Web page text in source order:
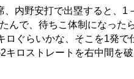
内野安打で出塁すると、1
んで、待ちこ体制になっ
ロぐらいかな、そこを1発
キロストレートを右中間を破